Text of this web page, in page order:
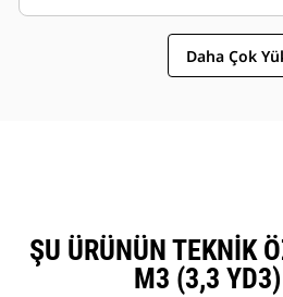
Daha Çok
ŞU ÜRÜNÜN TEKNIK
M3 (3,3